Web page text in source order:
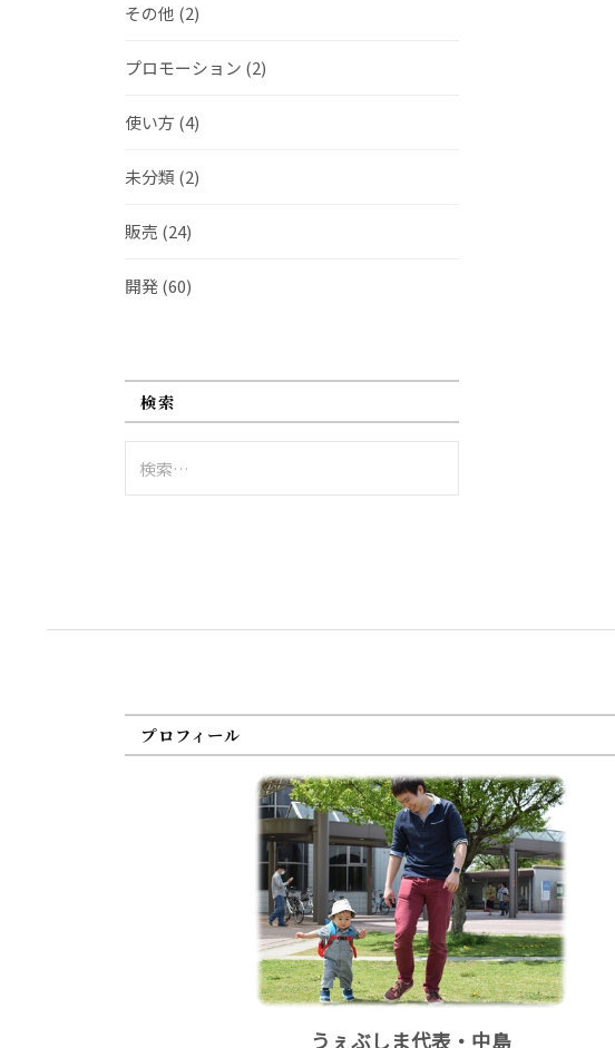
その他 (2)
プロモーション (2)
使い方 (4)
未分類 (2)
販売 (24)
開発(60)
検索
索:
プロフィール
うぇぶしま代表・中島